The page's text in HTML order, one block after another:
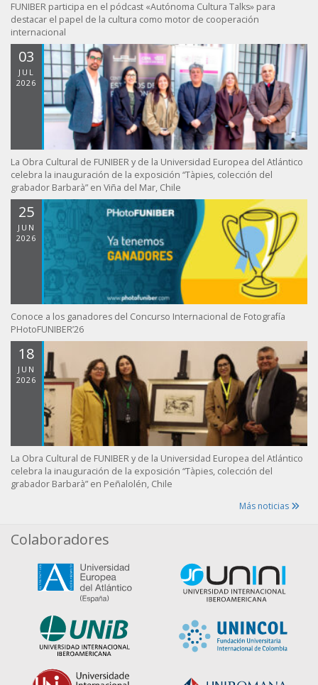
FUNIBER participa en el pódcast «Autónoma Cultura Talks» para
destacar el papel de la cultura como motor de cooperación
internacional
03
JUL
2026
La Obra Cultural de FUNIBER y de la Universidad Europea del Atlántico
celebra la inauguración de la exposición “Tàpies, colección del
grabador Barbarà” en Viña del Mar, Chile
25
JUN
2026
Conoce a los ganadores del Concurso Internacional de Fotografía
PHotoFUNIBER’26
18
JUN
2026
La Obra Cultural de FUNIBER y de la Universidad Europea del Atlántico
celebra la inauguración de la exposición “Tàpies, colección del
grabador Barbarà” en Peñalolén, Chile
Más noticias
Colaboradores